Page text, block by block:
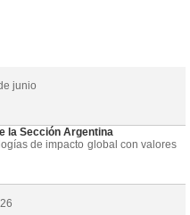
junio
la Sección Argentina
de impacto global con valores